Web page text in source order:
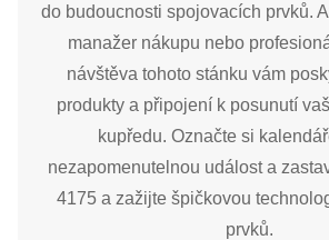
do budoucnosti spojovacích prvků.
manažer nákupu nebo
návštěva tohoto stánku vám
produkty a připojení k posunutí
kupředu. Označte si
nezapomenutelnou událost a
4175 a zažijte špičkovou
prvků.